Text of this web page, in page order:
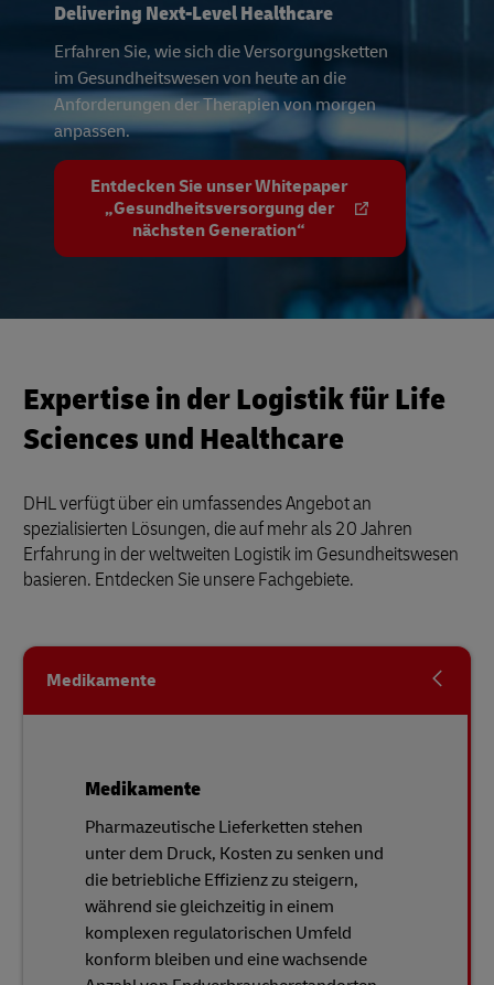
Delivering Next-Level Healthcare
Erfahren Sie, wie sich die Versorgungsketten
im Gesundheitswesen von heute an die
Anforderungen der Therapien von morgen
anpassen.
Entdecken Sie unser Whitepaper
„Gesundheitsversorgung der
nächsten Generation“
Expertise in der Logistik für Life
Sciences und Healthcare
DHL verfügt über ein umfassendes Angebot an
spezialisierten Lösungen, die auf mehr als 20 Jahren
Erfahrung in der weltweiten Logistik im Gesundheitswesen
basieren. Entdecken Sie unsere Fachgebiete.
Medikamente
Medikamente
Pharmazeutische Lieferketten stehen
unter dem Druck, Kosten zu senken und
die betriebliche Effizienz zu steigern,
während sie gleichzeitig in einem
komplexen regulatorischen Umfeld
konform bleiben und eine wachsende